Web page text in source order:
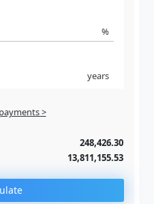
%
years
>
248,426.30
13,811,155.53